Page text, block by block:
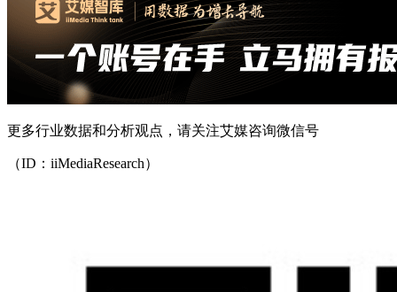
更多行业数据和分析观点，请关注艾媒咨询微信号
（ID：iiMediaResearch）